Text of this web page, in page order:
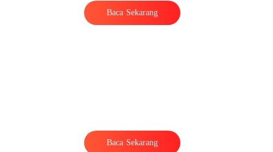
Baca Sekarang
Baca Sekarang